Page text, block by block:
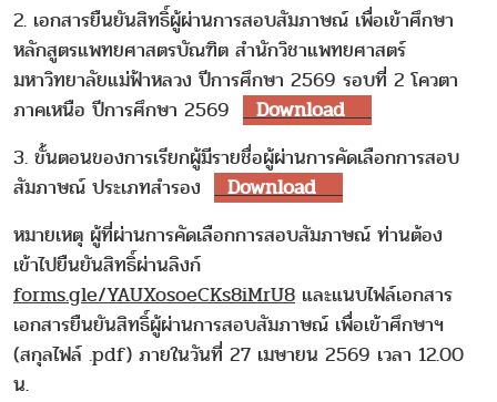
2. เอกสารยืนยันสิทธิ์ผู้ผ่านการสอบสัมภาษณ์ เพื่อเข้าศึกษา
หลักสูตรแพทยศาสตรบัณฑิต สำนักวิชาแพทยศาสตร์
มหาวิทยาลัยแม่ฟ้าหลวง ปีการศึกษา 2569 รอบที่ 2 โควตา
ภาคเหนือ ปีการศึกษา 2569 Download
3. ขั้นตอนของการเรียกผู้มีรายชื่อผู้ผ่านการคัดเลือกการสอบ
สัมภาษณ์ ประเภทสำรอง Download
หมายเหตุ ผู้ที่ผ่านการคัดเลือกการสอบสัมภาษณ์ ท่านต้อง
เข้าไปยืนยันสิทธิ์ผ่านลิงก์
forms.gle/YAUXosoeCKs8iMrU8 และแนบไฟล์เอกสาร
เอกสารยืนยันสิทธิ์ผู้ผ่านการสอบสัมภาษณ์ เพื่อเข้าศึกษาฯ
(สกุลไฟล์ .pdf) ภายในวันที่ 27 เมษายน 2569 เวลา 12.00
น.